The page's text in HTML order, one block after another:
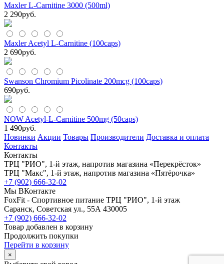
Maxler L-Carnitine 3000 (500ml)
2 290руб.
Maxler Acetyl L-Carnitine (100caps)
2 690руб.
Swanson Chromium Picolinate 200mcg (100caps)
690руб.
NOW Acetyl-L-Carnitine 500mg (50caps)
1 490руб.
Новинки Акции Товары Производители Доставка и оплата
Контакты
Контакты
ТРЦ "РИО", 1-й этаж, напротив магазина «Перекрёсток»
ТРЦ "Макс", 1-й этаж, напротив магазина «Пятёрочка»
+7 (902) 666-32-02
Мы ВКонтакте
FoxFit - Спортивное питание ТРЦ "РИО", 1-й этаж
Саранск, Советская ул., 55А 430005
+7 (902) 666-32-02
Товар добавлен в корзину
Продолжить покупки
Перейти в корзину
×